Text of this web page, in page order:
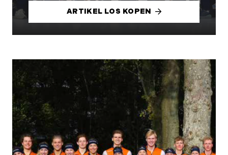
ARTIKEL LOS KOPEN